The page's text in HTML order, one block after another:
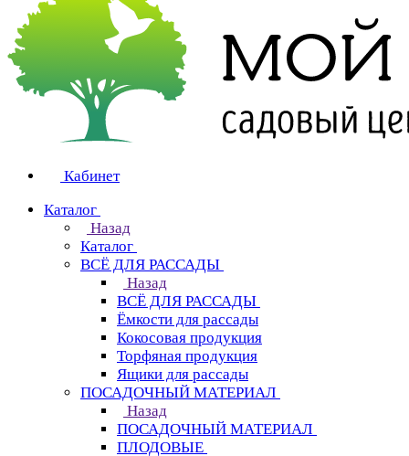
Кабинет
Каталог
Назад
Каталог
ВСЁ ДЛЯ РАССАДЫ
Назад
ВСЁ ДЛЯ РАССАДЫ
Ёмкости для рассады
Кокосовая продукция
Торфяная продукция
Ящики для рассады
ПОСАДОЧНЫЙ МАТЕРИАЛ
Назад
ПОСАДОЧНЫЙ МАТЕРИАЛ
ПЛОДОВЫЕ